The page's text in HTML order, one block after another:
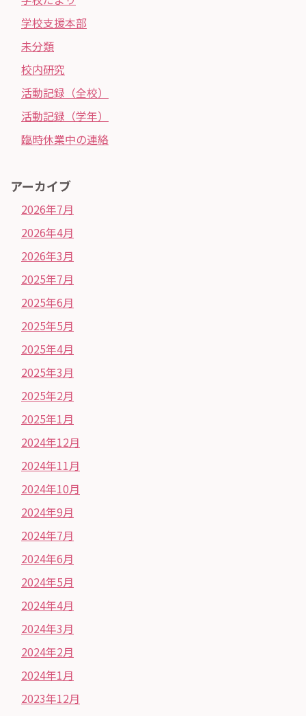
学校支援本部
未分類
校内研究
活動記録（全校）
活動記録（学年）
臨時休業中の連絡
アーカイブ
2026年7月
2026年4月
2026年3月
2025年7月
2025年6月
2025年5月
2025年4月
2025年3月
2025年2月
2025年1月
2024年12月
2024年11月
2024年10月
2024年9月
2024年7月
2024年6月
2024年5月
2024年4月
2024年3月
2024年2月
2024年1月
2023年12月